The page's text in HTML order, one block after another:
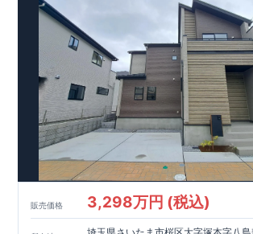
太陽光発電（フラットプラン）採用 月額サービ
ホテルライクで実用的な洗面空間 （オープンサ
詳細ページへ）
家計にやさしい住宅性能
長期優良住宅 住宅ローン控除額の優遇、 固定資
延長など 税制面でのメリットが受けられます。
耐震等級 ３ ＋制震ダンパー 建築基準法の1.5倍
険の割引（最大50％）対象です。
現地のご案内・資料請求 受付中​ ​■完成済みに
建物・設備・間取りを​ 現地にてご確認いた
TEL
0120-44-1081
（9:30 18:30／火水曜休み）
スマートフォンで見やすい特設サイトはこちら
販売価格 3,298万円 (税込)